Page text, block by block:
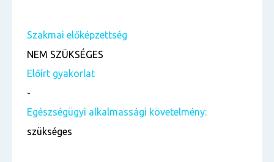
Szakmai előképzettség
NEM SZÜKSÉGES
Előírt gyakorlat
-
Egészségügyi alkalmassági követelmény:
szükséges